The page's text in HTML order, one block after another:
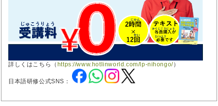
詳しくはこちら（ https://www.hotlinworld.com/lp-nihongo/）
日本語研修公式SNS：